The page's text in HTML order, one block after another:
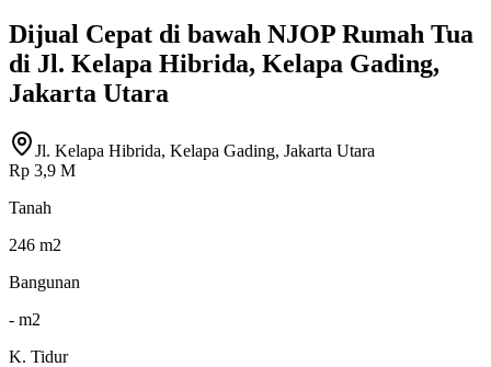
Dijual Cepat di bawah NJOP Rumah Tua
di Jl. Kelapa Hibrida, Kelapa Gading,
Jakarta Utara
Jl. Kelapa Hibrida, Kelapa Gading, Jakarta Utara
Rp 3,9 M
Tanah
246 m2
Bangunan
- m2
K. Tidur